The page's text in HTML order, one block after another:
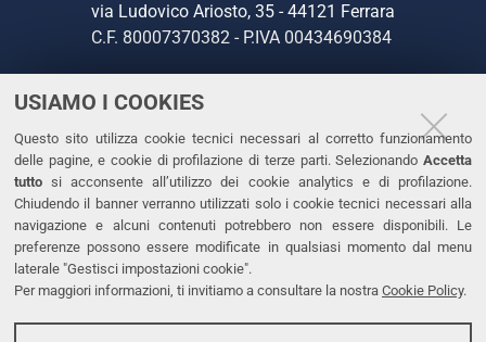
USIAMO I COOKIES
Questo sito utilizza cookie tecnici necessari al corretto funzionamento
delle pagine, e cookie di profilazione di terze parti. Selezionando Accetta
tutto si acconsente all’utilizzo dei cookie analytics e di profilazione.
Chiudendo il banner verranno utilizzati solo i cookie tecnici necessari alla
navigazione e alcuni contenuti potrebbero non essere disponibili. Le
preferenze possono essere modificate in qualsiasi momento dal menu
laterale "Gestisci impostazioni cookie".
Per maggiori informazioni, ti invitiamo a consultare la nostra Cookie Policy.
via Ludovico Ariosto, 35 - 44121 Ferrara
C.F. 80007370382 - P.IVA 00434690384
CONTATTI
Tel. +39 0532 293111
Fax. +39 0532 293031
PEC
LINKS